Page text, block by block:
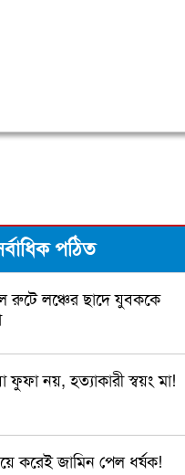
পঠিত
রুটে লঞ্চের ছাদে যুবককে
ফুফা নয়, হত্যাকারী স্বয়ং মা!
করেই জামিন পেল ধর্ষক!